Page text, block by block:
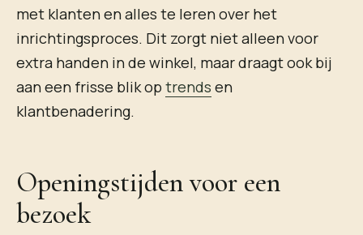
met klanten en alles te leren over het
inrichtingsproces. Dit zorgt niet alleen voor
extra handen in de winkel, maar draagt ook bij
aan een frisse blik op trends en
klantbenadering.
Openingstijden voor een
bezoek